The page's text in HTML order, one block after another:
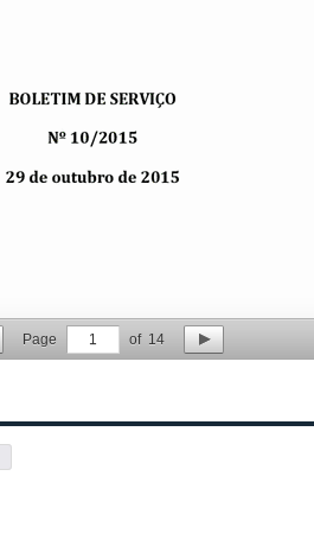
Page 1 of 14